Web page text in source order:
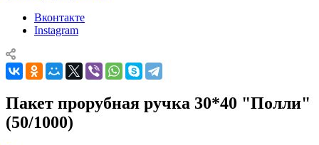
Вконтакте
Instagram
Пакет прорубная ручка 30*40 "Полли"
(50/1000)